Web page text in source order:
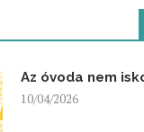
Az óvoda nem
10/04/2026